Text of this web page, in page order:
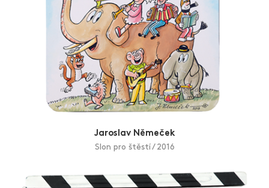
Jaroslav Němeček
Slon pro štěstí / 2016